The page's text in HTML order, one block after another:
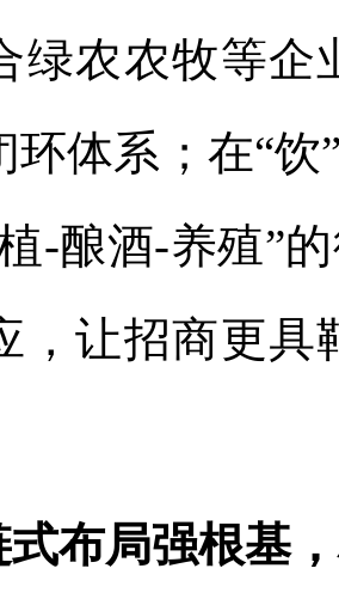
绿农农牧等
环体系；在“
-酿酒-养殖”
，让招商更具
布局强根基